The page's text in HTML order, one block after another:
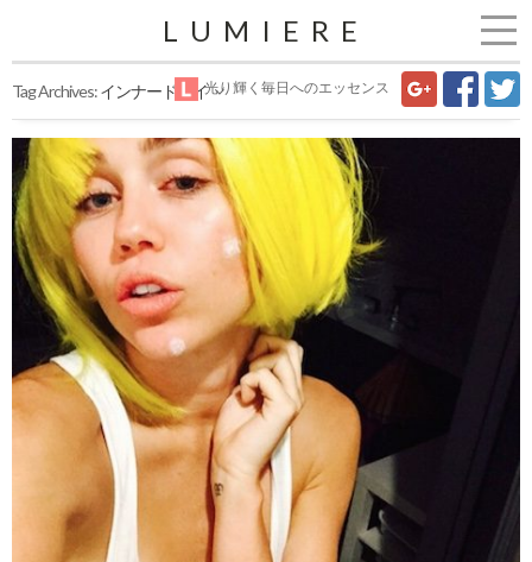
LUMIERE
光り輝く毎日へのエッセンス
Tag Archives:インナードライ